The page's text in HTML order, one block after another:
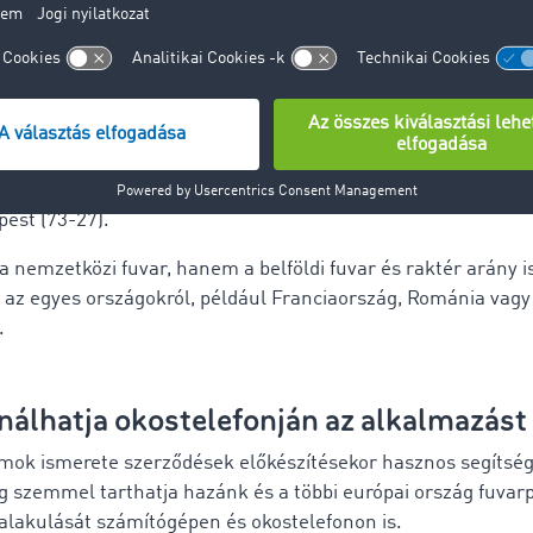
és rakterek aránya 50-50 százalék. Lejjebb görgetve “A
az útviszonylaton éves összevetésben (%-ban)” alcím
napon a Magyarországról Németországba irányuló fuvarok
meg (az arány 78-22 a fuvar javára),
irányuló fuvaroknál viszont valamivel kisebb a
(73-27).
nemzetközi fuvar, hanem a belföldi fuvar és raktér arány
egyes országokról, például Franciaország, Románia
okostelefonján az alkalmazást
ismerete szerződések előkészítésekor hasznos
szemmel tarthatja hazánk és a többi európai ország
számítógépen és okostelefonon is.